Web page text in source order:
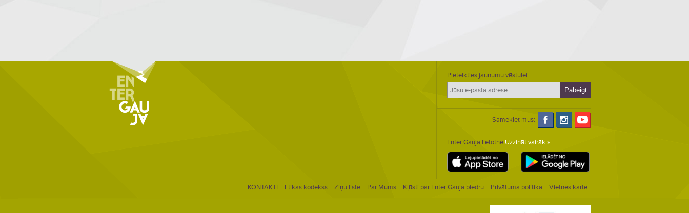
Pieteikties jaunumu vēstulei
Sameklēt mūs:
Enter Gauja lietotne Uzzināt vairāk »
KONTAKTI Ētikas kodekss Ziņu liste Par Mums Kļūsti par Enter Gauja biedru Privātuma politika Vietnes karte